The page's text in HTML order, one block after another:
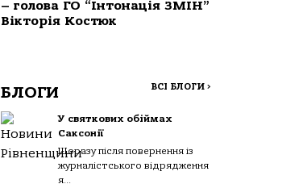
– голова ГО “Інтонація ЗМІН”
Вікторія Костюк
БЛОГИ ВСІ БЛОГИ >
У святкових обіймах
Саксонії
Щоразу після повернення із
журналістського відрядження
я...